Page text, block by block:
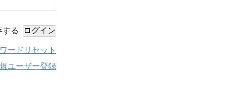
する
ードリセット
ユーザー登録